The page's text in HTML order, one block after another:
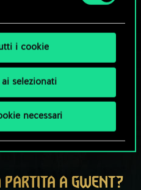
i cookie
selezionati
necessari
PARTITA A GWENT?